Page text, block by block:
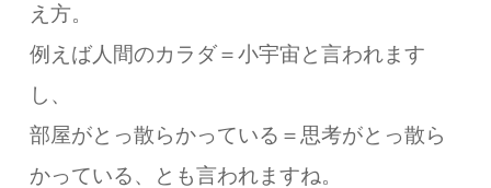
え方。
例えば人間のカラダ＝小宇宙と言われます
し、
部屋がとっ散らかっている＝思考がとっ散ら
かっている、
とも言われますね。